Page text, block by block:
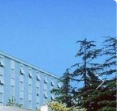
Weiter